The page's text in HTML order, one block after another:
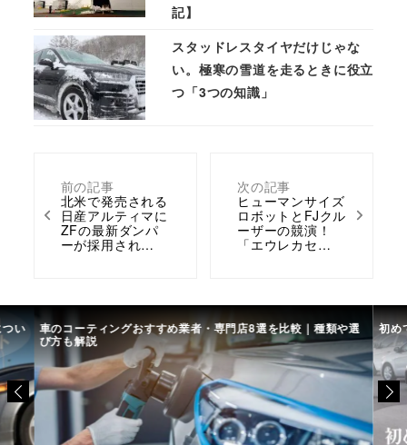
前の記事
北米で発売される
日産アルティマに
ZFの最新ダンパ
ーが採用され…
次の記事
ヒューマンサイズ
ロボットとFJクル
ーザーの競演！
「エウレカセ…
記】
スタッドレスタイヤだけじゃな
い。極寒の雪道を走るときに役立
つ「3つの知識」
い 車のコーティングおすすめ業者・専門店8選を比較｜種類や選
び方も解説
初め